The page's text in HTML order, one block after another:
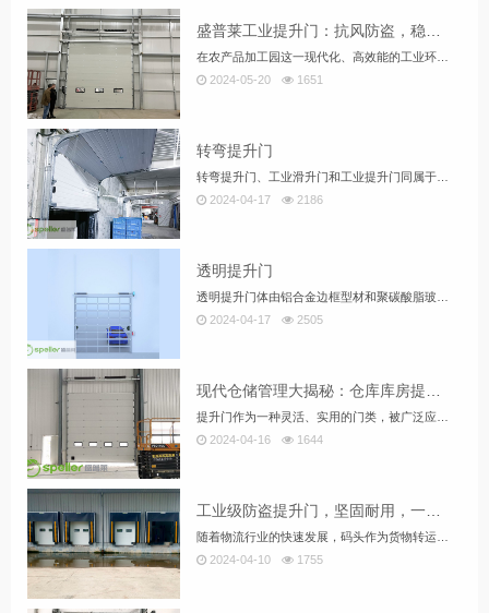
盛普莱工业提升门：抗风防盗，稳定安全农产品加工园用门优选
在农产品加工园这一现代化、高效能的工业环境中，选择适合的工业门产品对于保障生产安全、提高运营效率至关重要。近年来，工业提升门凭借其独特的优势，逐渐成为了众多企业的优选。本文将重点探讨工业提升门在抗风防盗性能、经久耐用稳定地运行以及齐全的安全装置等方面的显著优势。
2024-05-20
1651
转弯提升门
转弯提升门、工业滑升门和工业提升门同属于工业门系列，也可以称工业滑升门为自动滑升门，电动滑升门等,工业提升门广泛用于医药、食品、电子、印刷、超市等洁净度要求高的厂房，具有外形美观、安全可靠、开启平稳、低噪音、密封与保温性能良好、节省空间及提高效率等特征，因此适用于各种建筑物的用门。
2024-04-17
2186
透明提升门
透明提升门体由铝合金边框型材和聚碳酸脂玻璃组成，具有高透光性，抗冲击力强是普通玻璃的100 倍。通体全透明视窗使建筑内部更加明亮、通透，达到与陈列橱窗一样的效果，室外对室内的展示一目了然。安装后使陈列室、展厅等建筑内部采光充足、通透豁达，使参观者漫步其中心情舒畅。
2024-04-17
2505
现代仓储管理大揭秘：仓库库房提升门，你的仓储效率升级神器！
提升门作为一种灵活、实用的门类，被广泛应用于仓库库房的进出口。提升门的特点是沿着轨道上下滑升，可转弯也可垂直提升，根据库房的安装条件进行选择，灵活性很大。本文将介绍提升门在仓库库房中的应用及其优势。 提升门作为一种灵活、实用的门类，被广泛应用于仓库库房的进出口。提升门的特点是沿着轨道上下滑升，可转弯也可垂直提升，根据库房的安装条件进行选择，灵活性很大。本文将介绍提升门在仓库库房中的应用及其优势。
2024-04-16
1644
工业级防盗提升门，坚固耐用，一键联动助力码头出货效率升级
随着物流行业的快速发展，码头作为货物转运的重要枢纽，其出货效率直接关系到整个物流链的顺畅性。在这样的背景下，工业级提升门的一键联动功能在码头出货口的应用，以其坚固耐用、便捷省力的特点，为码头作业带来了革命性的改变。下文为您拓展解析该产品的特点
2024-04-10
1755